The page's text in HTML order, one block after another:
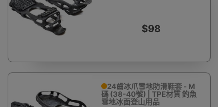
$98
24齒冰爪雪地防滑鞋套 - M
碼 (38-40號) | TPE材質 釣魚
雪地冰面登山用品